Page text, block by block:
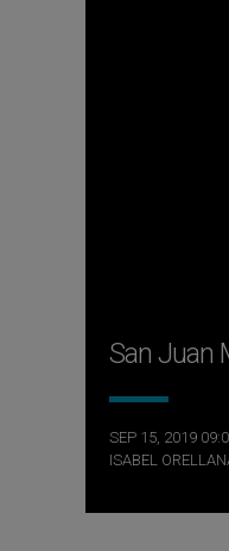
San Juan
SEP 15, 2019
ISABEL